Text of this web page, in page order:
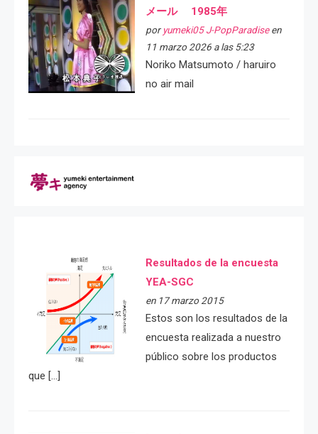
メール 1985年
por yumeki05 J-PopParadiseen
11 marzo 2026 a las 5:23
Noriko Matsumoto / haruiro
no air mail
Resultados de la encuesta
YEA-SGC
en 17 marzo 2015
Estos son los resultados de la
encuesta realizada a nuestro
público sobre los productos
que […]